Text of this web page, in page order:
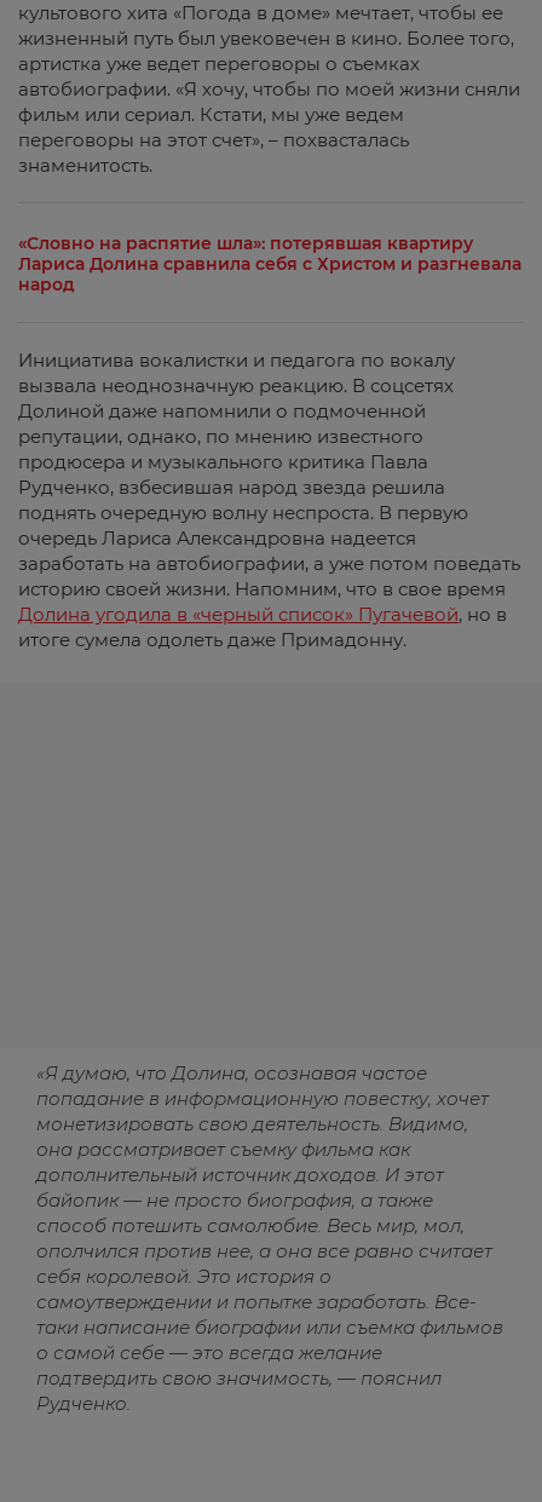
культового хита «Погода в доме» мечтает, чтобы ее
жизненный путь был увековечен в кино. Более того,
артистка уже ведет переговоры о съемках
автобиографии. «Я хочу, чтобы по моей жизни сняли
фильм или сериал. Кстати, мы уже ведем
переговоры на этот счет», – похвасталась
знаменитость.
«Словно на распятие шла»: потерявшая квартиру
Лариса Долина сравнила себя с Христом и разгневала
народ
Инициатива вокалистки и педагога по вокалу
вызвала неоднозначную реакцию. В соцсетях
Долиной даже напомнили о подмоченной
репутации, однако, по мнению известного
продюсера и музыкального критика Павла
Рудченко, взбесившая народ звезда решила
поднять очередную волну неспроста. В первую
очередь Лариса Александровна надеется
заработать на автобиографии, а уже потом поведать
историю своей жизни. Напомним, что в свое время
Долина угодила в «черный список» Пугачевой, но в
итоге сумела одолеть даже Примадонну.
«Я думаю, что Долина, осознавая частое
попадание в информационную повестку, хочет
монетизировать свою деятельность. Видимо,
она рассматривает съемку фильма как
дополнительный источник доходов. И этот
байопик — не просто биография, а также
способ потешить самолюбие. Весь мир, мол,
ополчился против нее, а она все равно считает
себя королевой. Это история о
самоутверждении и попытке заработать. Все-
таки написание биографии или съемка фильмов
о самой себе — это всегда желание
подтвердить свою значимость, — пояснил
Рудченко.